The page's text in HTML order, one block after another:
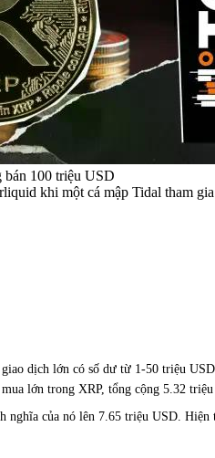
100 triệu USD
khi một cá mập Tidal tham
dịch lớn có số dư từ 1-50 triệu
lớn trong XRP, tổng cộng 5.32 triệu
của nó lên 7.65 triệu USD.